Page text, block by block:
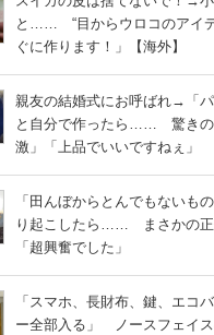
と…… “目からウロコのアイ
ぐに作ります！」【海外】
親友の結婚式にお呼ばれ→「パ
と自分で作ったら…… 驚きの
激」「上品でいいですねぇ」
「田んぼからとんでもないも
り起こしたら…… まさかの正
「超興奮でした」
「スマホ、長財布、鍵、エコ
ー全部入る」 ノースフェイス